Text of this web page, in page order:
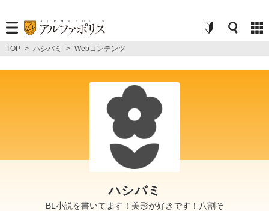
TOP > ハシバミ > Webコンテンツ
ハシバミ
BL小説を書いてます！美形が好きです！八割そ